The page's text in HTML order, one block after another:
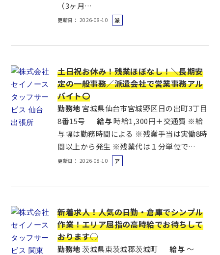
（3ヶ月…
更新日 2026-08-10
派
土日祝お休み！残業ほぼなし！＼長期安
定の一般事務／派遣会社で営業事務アル
バイト〇
勤務地 宮城県仙台市宮城野区日の出町3丁目
8番15号
給与時給1,300円＋交通費 ※給
与幅は勤務時間による ※残業手当は実働8時
間以上から発生 ※残業代は１分単位で…
更新日 2026-08-10
ア
新着求人！人気の日勤・倉庫でシンプル
作業！エリア屈指の高時給でお待ちして
おります○
勤務地 茨城県東茨城郡茨城町 給与～